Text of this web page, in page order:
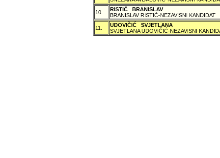
10.
RISTIĆ BRANISLAV
BRANISLAV RISTIĆ-NEZAVISNI KANDIDAT
11.
UDOVIČIĆ SVJETLANA
SVJETLANA UDOVIČIĆ-NEZAVISNI